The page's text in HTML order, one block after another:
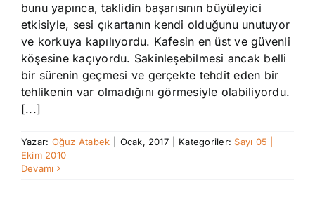
bunu yapınca, taklidin başarısının büyüleyici
etkisiyle, sesi çıkartanın kendi olduğunu unutuyor
ve korkuya kapılıyordu. Kafesin en üst ve güvenli
köşesine kaçıyordu. Sakinleşebilmesi ancak belli
bir sürenin geçmesi ve gerçekte tehdit eden bir
tehlikenin var olmadığını görmesiyle olabiliyordu.
[...]
Yazar: Oğuz Atabek Ocak, 2017 Kategoriler: Sayı 05 |
Ekim 2010
Devamı